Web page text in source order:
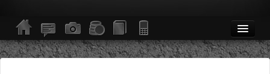
ETUSIVU
Moottoripyörät